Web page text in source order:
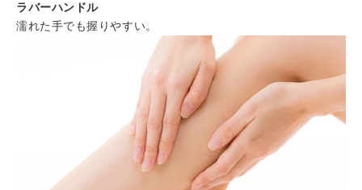
ラバーハンドル
濡れた手でも握りやすい。